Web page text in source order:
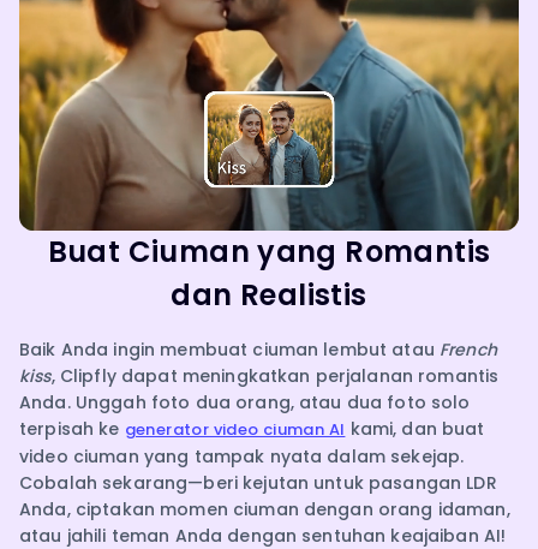
Buat Ciuman yang Romantis
dan Realistis
Baik Anda ingin membuat ciuman lembut atau French
kiss, Clipfly dapat meningkatkan perjalanan romantis
Anda. Unggah foto dua orang, atau dua foto solo
terpisah ke generator video ciuman AI kami, dan buat
video ciuman yang tampak nyata dalam sekejap.
Cobalah sekarang—beri kejutan untuk pasangan LDR
Anda, ciptakan momen ciuman dengan orang idaman,
atau jahili teman Anda dengan sentuhan keajaiban AI!